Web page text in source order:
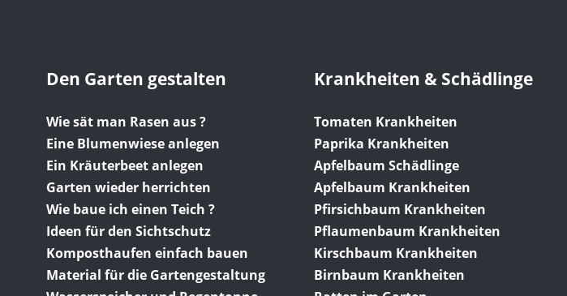
Den Garten gestalten
Wie sät man Rasen aus ?
Eine Blumenwiese anlegen
Ein Kräuterbeet anlegen
Garten wieder herrichten
Wie baue ich einen Teich ?
Ideen für den Sichtschutz
Komposthaufen einfach bauen
Material für die Gartengestaltung
Krankheiten & Schädlinge
Tomaten Krankheiten
Paprika Krankheiten
Apfelbaum Schädlinge
Apfelbaum Krankheiten
Pfirsichbaum Krankheiten
Pflaumenbaum Krankheiten
Kirschbaum Krankheiten
Birnbaum Krankheiten